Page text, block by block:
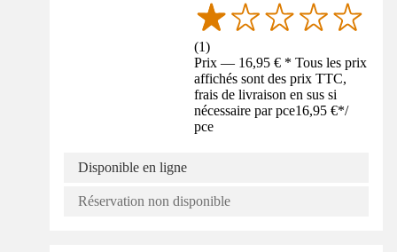
(1)
Prix — 16,95 € * Tous les prix
affichés sont des prix TTC,
frais de livraison en sus si
nécessaire par pce16,95 €*/
pce
Disponible en ligne
Réservation non disponible